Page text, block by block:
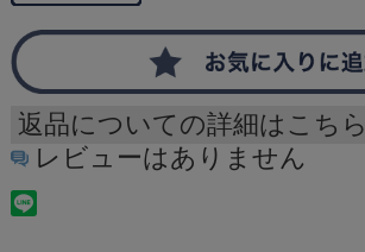
返品についての詳細はこちら
レビューはありません